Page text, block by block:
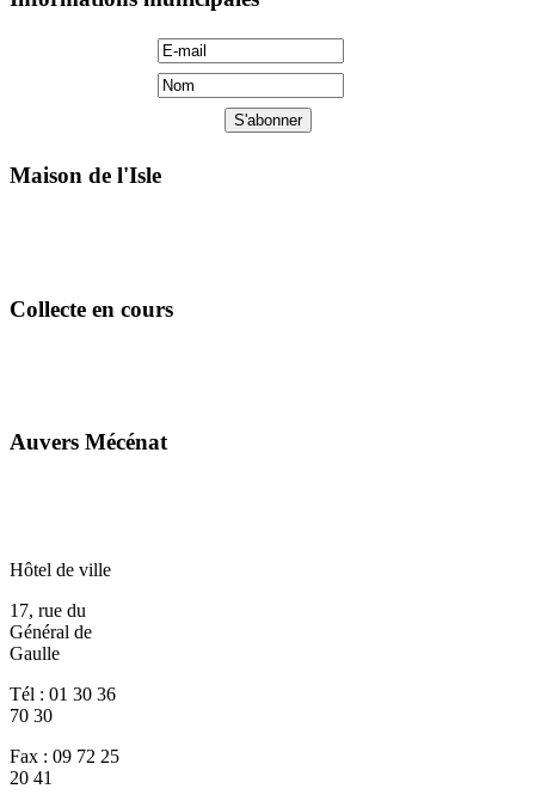
Maison de l'Isle
Collecte en cours
Auvers Mécénat
Hôtel de ville
17, rue du
Général de
Gaulle
Tél : 01 30 36
70 30
Fax : 09 72 25
20 41